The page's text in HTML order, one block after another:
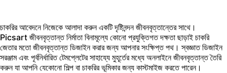
চাকরির আবেদনে নিজেকে আলাদা করুন একটি দৃষ্টিনন্দন জীবনবৃত্তান্তের সাথে।
Picsart জীবনবৃত্তান্ত নির্মাতা বিনামূল্যে কোনো প্রযুক্তিগত দক্ষতা ছাড়াই চাকরি
জেতার মতো জীবনবৃত্তান্ত ডিজাইন করার জন্য আপনার সংক্ষিপ্ত পথ। স্বজ্ঞাত ডিজাইন
সরঞ্জাম এবং পূর্বনির্ধারিত টেমপ্লেটের সাহায্যে মুহূর্তের মধ্যে অনলাইনে জীবনবৃত্তান্ত তৈরি
করুন যা আপনি যেকোনো শিল্প বা চাকরির ভূমিকার জন্য কাস্টমাইজ করতে পারেন।